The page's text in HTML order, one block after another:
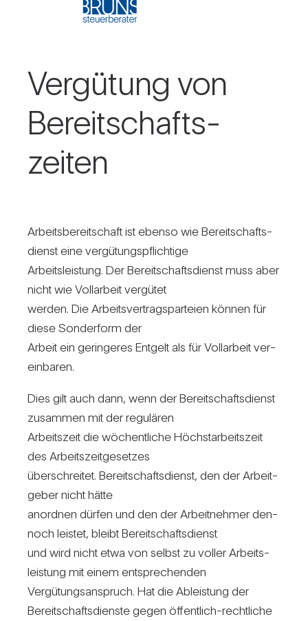
Ver­gü­tung von
Bereit­schafts­
zeiten
Arbeits­be­reit­schaft ist ebenso wie Bereit­schafts­
dienst eine ver­gü­tungs­pflich­tige
Arbeits­leis­tung. Der Bereit­schafts­dienst muss aber
nicht wie Voll­ar­beit ver­gütet
werden. Die Arbeits­ver­trags­par­teien können für
diese Son­der­form der
Arbeit ein gerin­geres Ent­gelt als für Voll­ar­beit ver­
ein­baren.
Dies gilt auch dann, wenn der Bereit­schafts­dienst
zusammen mit der regu­lären
Arbeits­zeit die wöchent­liche Höchst­ar­beits­zeit
des Arbeits­zeit­ge­setzes
über­schreitet. Bereit­schafts­dienst, den der Arbeit­
geber nicht hätte
anordnen dürfen und den der Arbeit­nehmer den­
noch leistet, bleibt Bereit­schafts­dienst
und wird nicht etwa von selbst zu voller Arbeits­
leis­tung mit einem ent­spre­chenden
Ver­gü­tungs­an­spruch. Hat die Ableis­tung der
Bereit­schafts­dienste gegen öffent­lich-recht­liche